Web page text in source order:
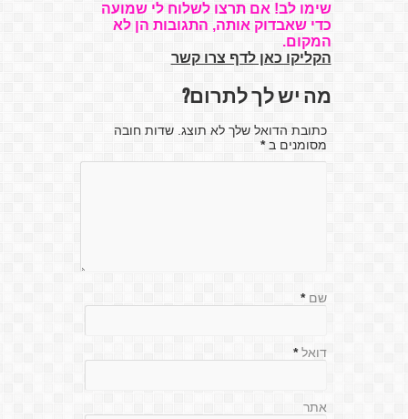
שימו לב! אם תרצו לשלוח לי שמועה
כדי שאבדוק אותה, התגובות הן לא
המקום.
הקליקו כאן לדף צרו קשר
מה יש לך לתרום?
כתובת הדואל שלך לא תוצג. שדות חובה
מסומנים ב*
שם *
דואל *
אתר